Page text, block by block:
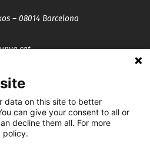
– 08014 Barcelona
data on this site to better
can give your consent to all or
decline them all. For more
policy.